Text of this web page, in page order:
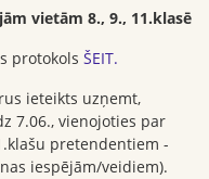
vietām 8., 9., 11.klasē
protokols ŠEIT.
ieteikts uzņemt,
7.06., vienojoties par
pretendentiem -
iespējām/veidiem).